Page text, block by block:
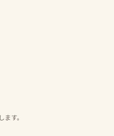
す。